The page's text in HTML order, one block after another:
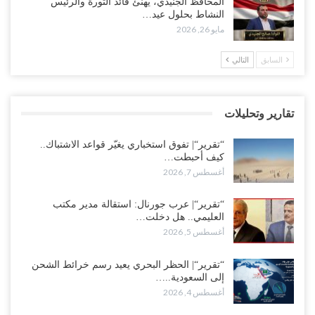
مليون برميل يشعل غضب حضرموت..!
أغسطس 4, 2026
مدير مكتب العليمي يقدم استقالته.. والخلافات تعصف بالرئاسي وصراع
“تعز“| وسط إعادة رسم النفوذ السعودي.. الإصلاح يجدد اتهامه لطارق
بالتهريب وعينه على المحافظ..!
أغسطس 4, 2026
“شبوة“| مع تحشيدات عسكرية تنذر بجولة جديدة مع السعودية.. الإمارات
تعيد تحشيد قواتها في أهم سواحل اليمن على البحر…
أغسطس 4, 2026
أغسطس 4, 2026
“مقالات“| عِنْدَما يَغِيب الأَقربون.. وَتَضِيق بِلَاد الله الوَاسِعَة.. تَبْقَى صَنْعَاء
النشاط بحلول عيد…
مايو 26, 2026
السابق التالي
تقارير وتحليلات
“تقرير“| تفوق استخباري يغيّر قواعد الاشتباك..
كيف أحبطت…
أغسطس 7, 2026
“تقرير“| عرب جورنال: استقالة مدير مكتب
العليمي.. هل دخلت…
أغسطس 5, 2026
“تقرير“| الحظر البحري يعيد رسم خرائط الشحن
إلى السعودية..…
أغسطس 4, 2026